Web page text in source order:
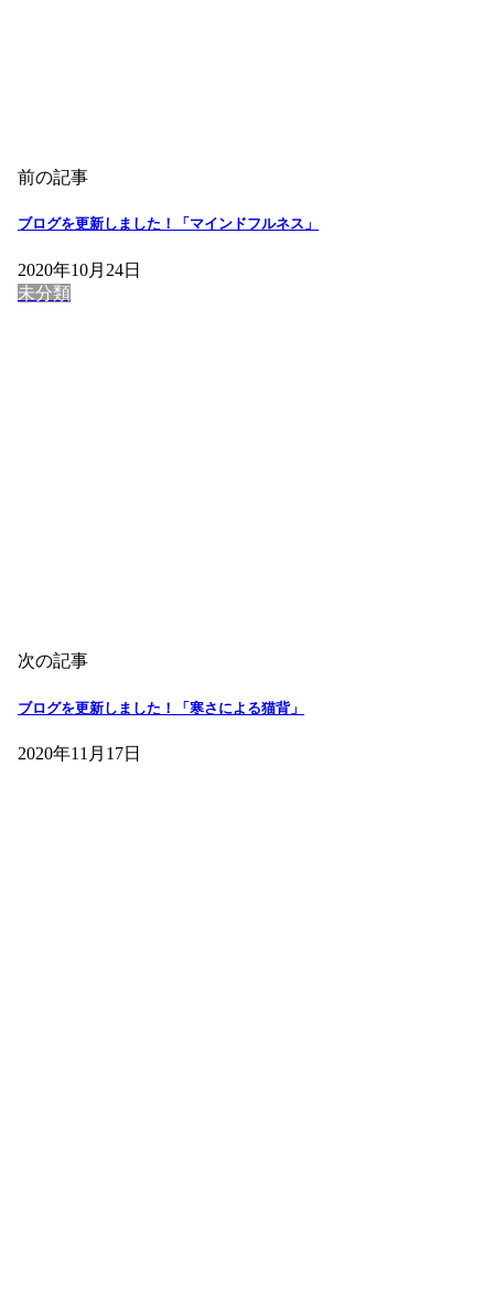
前の記事
ブログを更新しました！「マインドフルネス」
2020年10月24日
未分類
次の記事
ブログを更新しました！「寒さによる猫背」
2020年11月17日